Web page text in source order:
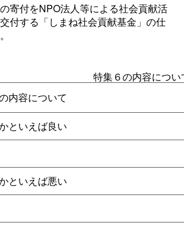
寄付をNPO法人等による社会貢献活
付する「しまね社会貢献基金」の仕
特集６の内容につい
内容について
といえば良い
といえば悪い